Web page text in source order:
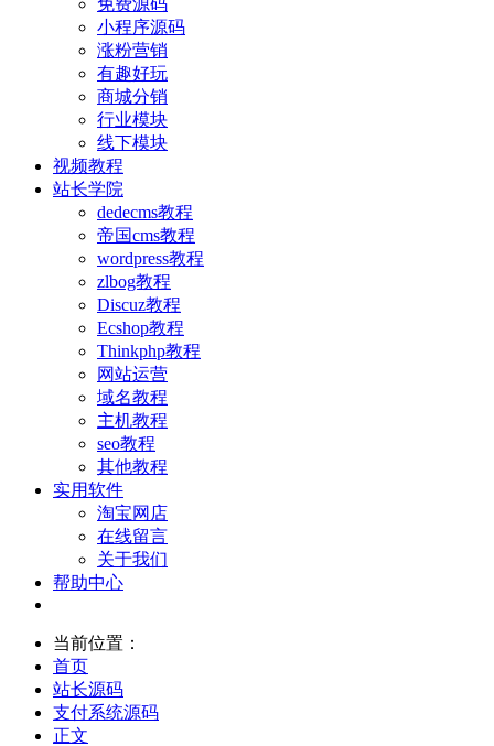
小程序源码
涨粉营销
有趣好玩
商城分销
行业模块
线下模块
视频教程
站长学院
dedecms教程
帝国cms教程
wordpress教程
zlbog教程
Discuz教程
Ecshop教程
Thinkphp教程
网站运营
域名教程
主机教程
seo教程
其他教程
实用软件
淘宝网店
在线留言
关于我们
帮助中心
当前位置：
首页
站长源码
支付系统源码
正文